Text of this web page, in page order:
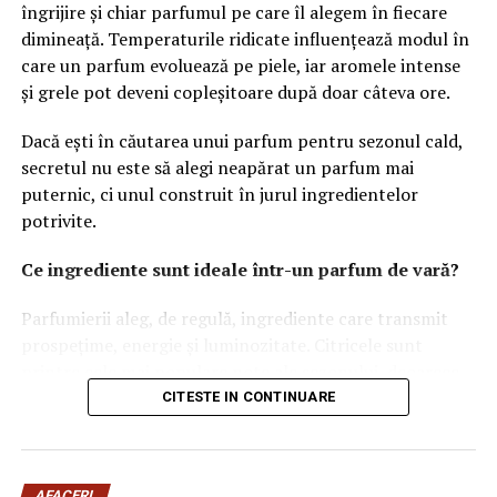
echipamente pentru ateliere și fabrici
Capabilități tehnice din portofoliu
specializate:
GW Laser. Sisteme de tăiere cu laser CNC, de la 1
kW la 40 kW.
YEETE. Echipamente de sudare laser, în plaja 1000
în Iași, în Technopolis Innovation Park.
Trimite aceste informații. Primești răspuns pe puncte.
îngrijire și chiar parfumul pe care îl alegem în fiecare
dimineață. Temperaturile ridicate influențează modul în
care un parfum evoluează pe piele, iar aromele intense
și grele pot deveni copleșitoare după doar câteva ore.
Dacă ești în căutarea unui parfum pentru sezonul cald,
secretul nu este să alegi neapărat un parfum mai
puternic, ci unul construit în jurul ingredientelor
potrivite.
Ce ingrediente sunt ideale într-un parfum de vară?
Parfumierii aleg, de regulă, ingrediente care transmit
oferă o senzație imediată de prospețime și se dezvoltă
CITESTE IN CONTINUARE